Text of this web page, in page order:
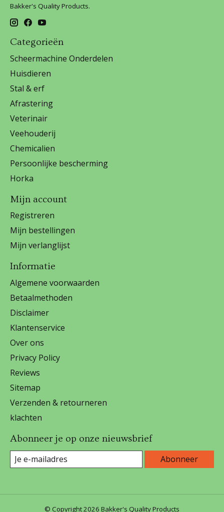
Bakker's Quality Products.
Categorieën
Scheermachine Onderdelen
Huisdieren
Stal & erf
Afrastering
Veterinair
Veehouderij
Chemicalien
Persoonlijke bescherming
Horka
Mijn account
Registreren
Mijn bestellingen
Mijn verlanglijst
Informatie
Algemene voorwaarden
Betaalmethoden
Disclaimer
Klantenservice
Over ons
Privacy Policy
Reviews
Sitemap
Verzenden & retourneren
klachten
Abonneer je op onze nieuwsbrief
Abonneer
© Copyright 2026 Bakker's Quality Products